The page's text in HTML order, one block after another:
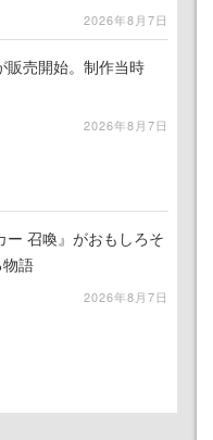
2026年8月7日
販売開始。制作当時
2026年8月7日
召喚』がおもしろそ
語
2026年8月7日